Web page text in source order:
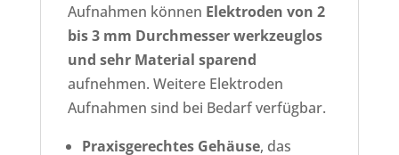
Aufnahmen können Elektroden von 2
bis 3 mm Durchmesser werkzeuglos
und sehr Material sparend
aufnehmen. Weitere Elektroden
Aufnahmen sind bei Bedarf verfügbar.
Praxisgerechtes Gehäuse, das